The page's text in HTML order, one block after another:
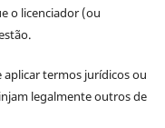
o licenciador (ou
aplicar termos jurídicos ou
legalmente outros de